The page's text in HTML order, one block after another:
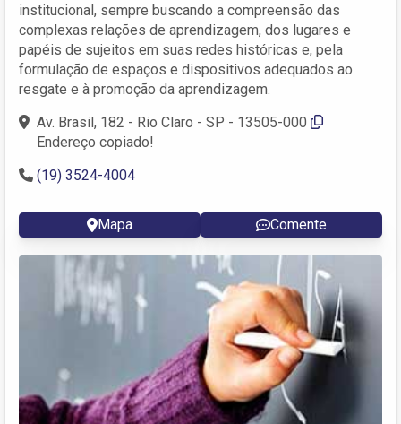
institucional, sempre buscando a compreensão das
complexas relações de aprendizagem, dos lugares e
papéis de sujeitos em suas redes históricas e, pela
formulação de espaços e dispositivos adequados ao
resgate e à promoção da aprendizagem.
Av. Brasil, 182 - Rio Claro - SP - 13505-000
Endereço copiado!
(19) 3524-4004
Mapa Comente